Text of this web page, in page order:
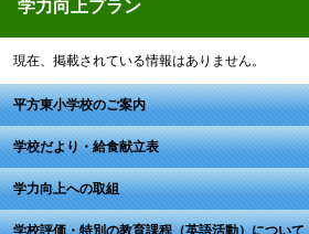
学力向上プラン
現在、掲載されている情報はありません。
平方東小学校のご案内
学校だより・給食献立表
学力向上への取組
学校評価・特別の教育課程（英語活動）について